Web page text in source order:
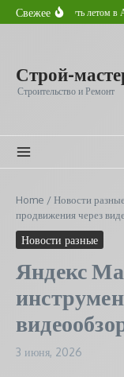
Перейти к содержанию
Свежее
Где отдохнуть летом в
Строй-
Строительство и Ремонт
Home /Новости разные
продвижения через
Новости разные
Яндекс
3 июня, 2026